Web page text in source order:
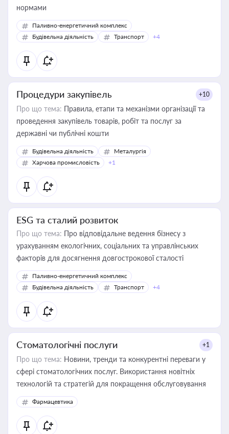
нормами
Паливно-енергетичний комплекс
Будівельна діяльність
Транспорт +4
Процедури закупівель +10
Про що тема: Правила, етапи та механізми організації та
проведення закупівель товарів, робіт та послуг за
державні чи публічні кошти
Будівельна діяльність
Металургія
Харчова промисловість
+1
ESG та сталий розвиток
Про що тема: Про відповідальне ведення бізнесу з
урахуванням екологічних, соціальних та управлінських
факторів для досягнення довгострокової сталості
Паливно-енергетичний комплекс
Будівельна діяльність
Транспорт +4
Стоматологічні послуги +1
Про що тема: Новини, тренди та конкурентні переваги у
сфері стоматологічних послуг. Використання новітніх
технологій та стратегій для покращення обслуговування
Фармацевтика